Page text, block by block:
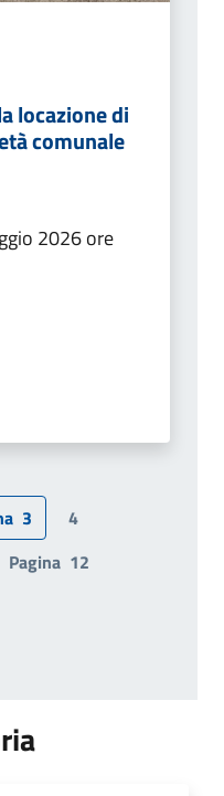
locazione di
comunale
2026 ore
3
4
Pagina 12